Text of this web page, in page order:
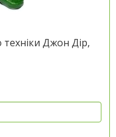
Джон Дір,